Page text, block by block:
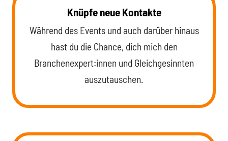
Knüpfe neue Kontakte
Während des Events und auch darüber hinaus
hast du die Chance, dich mich den
Branchenexpert:innen und Gleichgesinnten
auszutauschen.